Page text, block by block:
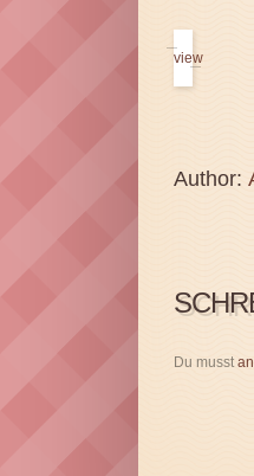
view
Author:
Du musst